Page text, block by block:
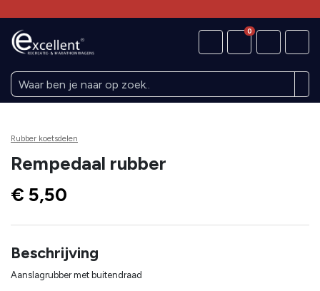
0
Rubber koetsdelen
Rempedaal rubber
€ 5,50
Beschrijving
Aanslagrubber met buitendraad